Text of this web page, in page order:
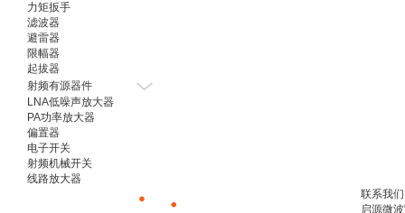
力矩扳手
滤波器
避雷器
限幅器
起拔器
射频有源器件
LNA低噪声放大器
PA功率放大器
偏置器
电子开关
射频机械开关
线路放大器
联系我们
启源微